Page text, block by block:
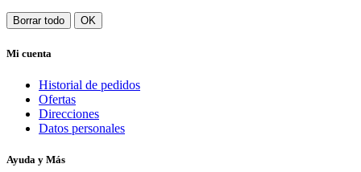
Borrar todo OK
Mi cuenta
Historial de pedidos
Ofertas
Direcciones
Datos personales
Ayuda y Más